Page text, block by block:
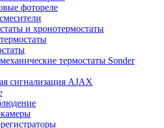
фотореле
и хронотермостаты
термостаты Sonder
сигнализация AJAX